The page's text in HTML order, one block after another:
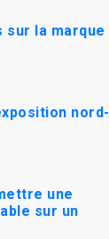
sur la marque
nord-
une
sur un